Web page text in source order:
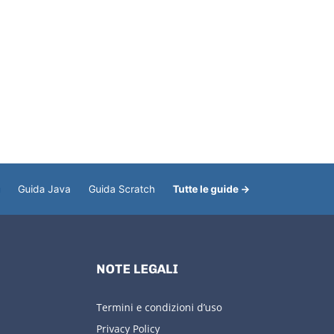
Guida Java Guida Scratch Tutte le guide →
NOTE LEGALI
Termini e condizioni d’uso
Privacy Policy